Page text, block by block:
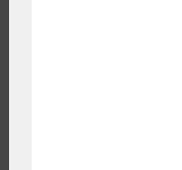
INTERNATIONALE UND
ANGEBOTE FÜR SCHULEN